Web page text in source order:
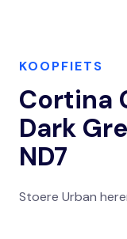
KOOPFIETS
Cortina
Dark
ND7
Stoere Urban